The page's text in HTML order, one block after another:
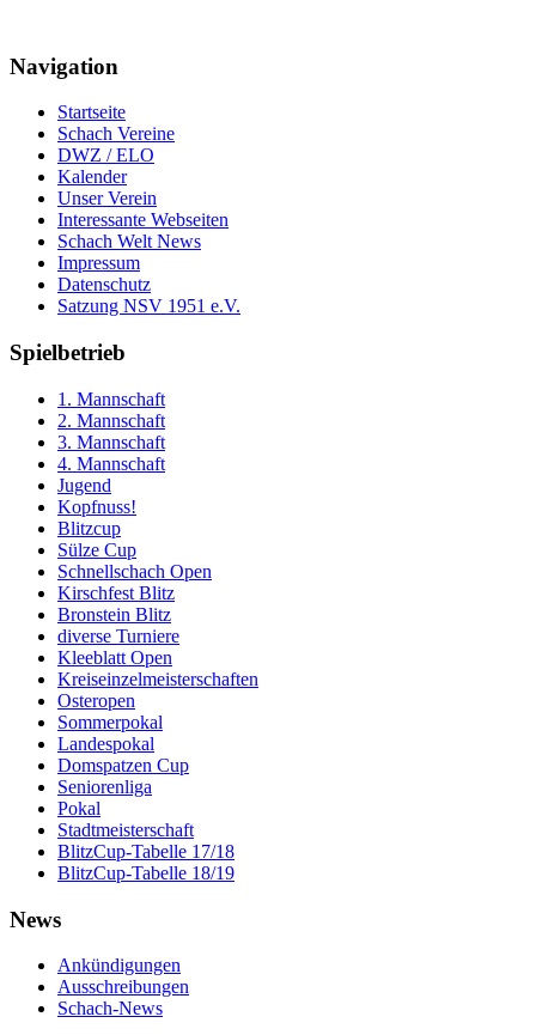
Navigation
Startseite
Schach Vereine
DWZ / ELO
Kalender
Unser Verein
Interessante Webseiten
Schach Welt News
Impressum
Datenschutz
Satzung NSV 1951 e.V.
Spielbetrieb
1. Mannschaft
2. Mannschaft
3. Mannschaft
4. Mannschaft
Jugend
Kopfnuss!
Blitzcup
Sülze Cup
Schnellschach Open
Kirschfest Blitz
Bronstein Blitz
diverse Turniere
Kleeblatt Open
Kreiseinzelmeisterschaften
Osteropen
Sommerpokal
Landespokal
Domspatzen Cup
Seniorenliga
Pokal
Stadtmeisterschaft
BlitzCup-Tabelle 17/18
BlitzCup-Tabelle 18/19
News
Ankündigungen
Ausschreibungen
Schach-News